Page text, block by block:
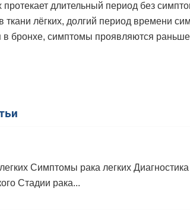
протекает длительный период без
ткани лёгких, долгий период времени
в бронхе, симптомы проявляются
Симптомы рака легких
Стадии рака...